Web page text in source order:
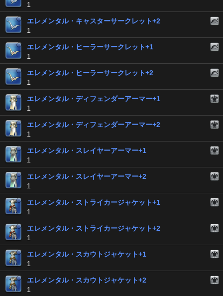
1
エレメンタル・キャスターサークレット+2
1
エレメンタル・ヒーラーサークレット+1
1
エレメンタル・ヒーラーサークレット+2
1
エレメンタル・ディフェンダーアーマー+1
1
エレメンタル・ディフェンダーアーマー+2
1
エレメンタル・スレイヤーアーマー+1
1
エレメンタル・スレイヤーアーマー+2
1
エレメンタル・ストライカージャケット+1
1
エレメンタル・ストライカージャケット+2
1
エレメンタル・スカウトジャケット+1
1
エレメンタル・スカウトジャケット+2
1